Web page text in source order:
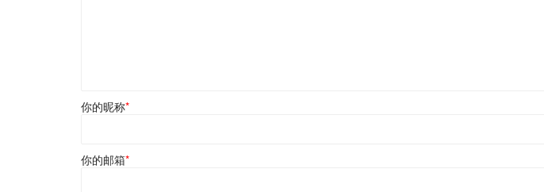
你的昵称*
你的邮箱*